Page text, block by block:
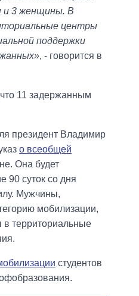
и 3 женщины. В
центры
поддержки
, - говорится в
11 задержанным
президент Владимир
о всеобщей
Она будет
90 суток со дня
Мужчины,
мобилизации,
территориальные
студентов